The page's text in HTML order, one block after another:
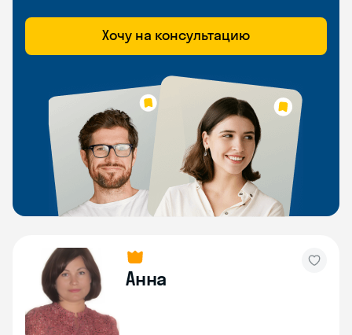
Хочу на консультацию
Анна